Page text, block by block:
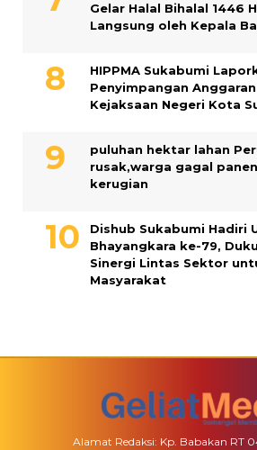
Gelar Halal Bihalal 1446
Langsung oleh Kepala
HIPPMA Sukabumi
Penyimpangan
Kejaksaan Negeri Kota
puluhan hektar lahan
rusak,warga gagal
kerugian
Dishub Sukabumi Hadiri
Bhayangkara ke-79,
Sinergi Lintas Sektor
Masyarakat
Alamat Redaksi: Kp. Babakan RT